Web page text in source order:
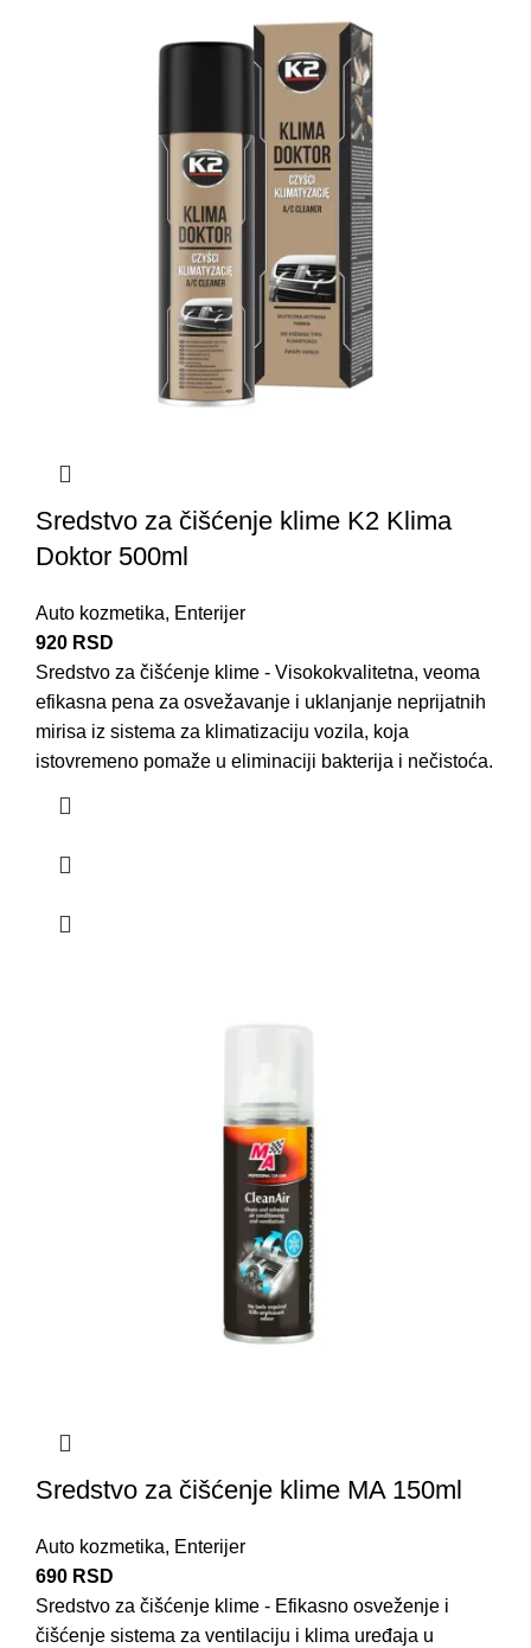
Sredstvo za čišćenje klime K2 Klima
Doktor 500ml
Auto kozmetika, Enterijer
920 RSD
Sredstvo za čišćenje klime - Visokokvalitetna, veoma
efikasna pena za osvežavanje i uklanjanje neprijatnih
mirisa iz sistema za klimatizaciju vozila, koja
istovremeno pomaže u eliminaciji bakterija i nečistoća.
Sredstvo za čišćenje klime MA 150ml
Auto kozmetika, Enterijer
690 RSD
Sredstvo za čišćenje klime - Efikasno osveženje i
čišćenje sistema za ventilaciju i klima uređaja u